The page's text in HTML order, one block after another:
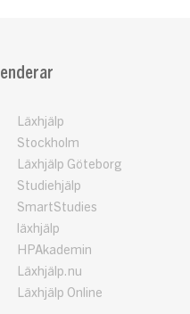
Läxhjälp
Stockholm
Läxhjälp Göteborg
Studiehjälp
SmartStudies
läxhjälp
HPAkademin
Läxhjälp.nu
Läxhjälp Online